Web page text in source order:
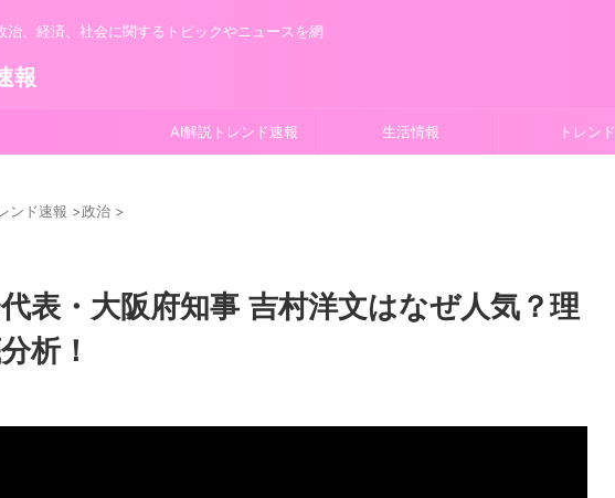
治、経済、社会に関するトピックやニュースを網
報
AI解説トレンド速報 生活情報 トレンド
ンド速報 >政治 >
表・大阪府知事 吉村洋文はなぜ人気？理
析！